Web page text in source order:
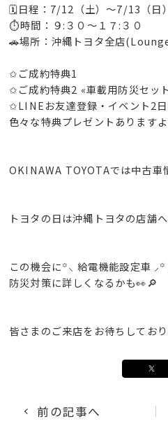
🗓日程：7/12（土）～7/13（日）
⏱時間：９:３０～１７:３０
🚗場所：沖縄トヨタ全店
✩ご成約特典1
✩ご成約特典2 «車載用防災セッ
✩LINEお友達登録・イベント2
色々な特典プレゼントあります
OKINAWA TOYOTAでは中古車
トヨタの日は沖縄トヨタの店舗
この機会に꙳⸜ 給電機能設定車
防災対策に詳しくなるかも👀🔎
皆さまのご来店をお待ちしてお
前の記事へ